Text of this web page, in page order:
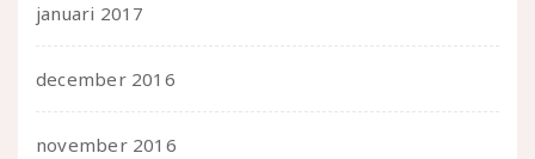
januari 2017
december 2016
november 2016